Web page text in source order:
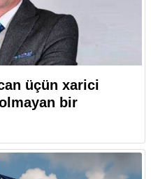
üçün xarici
bir